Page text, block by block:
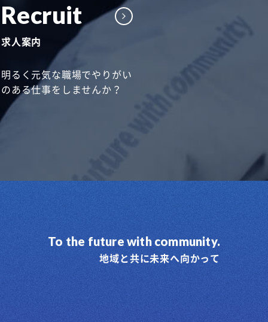
To the future with community.
地域と共に未来へ向かって
Recruit
求人案内
明るく元気な職場でやりがい
のある仕事をしませんか？